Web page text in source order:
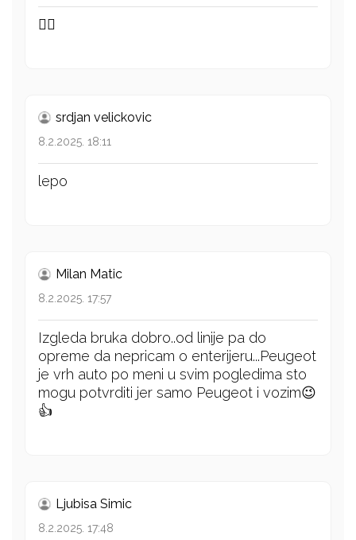
👍🏻
srdjan velickovic
8.2.2025. 18:11
lepo
Milan Matic
8.2.2025. 17:57
Izgleda bruka dobro..od linije pa do
opreme da nepricam o enterijeru...Peugeot
je vrh auto po meni u svim pogledima sto
mogu potvrditi jer samo Peugeot i vozim😉
👍
Ljubisa Simic
8.2.2025. 17:48